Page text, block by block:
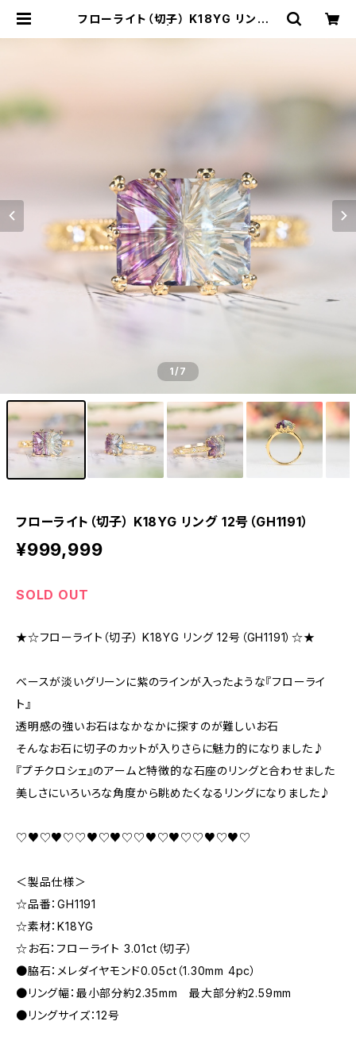
フローライト（切子） K18YG リング 1
1/7
フローライト（切子） K18YG リング 12号（GH1191）
¥999,999
SOLD OUT
★☆フローライト（切子） K18YG リング 12号（GH1191）☆★
ベースが淡いグリーンに紫のラインが入ったような『フローライ
ト』
透明感の強いお石はなかなかに探すのが難しいお石
そんなお石に切子のカットが入りさらに魅力的になりました♪
『プチクロシェ』のアームと特徴的な石座のリングと合わせました
美しさにいろいろな角度から眺めたくなるリングになりました♪
♡♥♡♥♡♡♥♡♥♡♡♥♡♥♡♡♥♡♥♡
＜製品仕様＞
☆品番：GH1191
☆素材：K18YG
☆お石：フローライト 3.01ct（切子）
●脇石：メレダイヤモンド0.05ct（1.30mm 4pc）
●リング幅：最小部分約2.35mm 最大部分約2.59mm
●リングサイズ：12号